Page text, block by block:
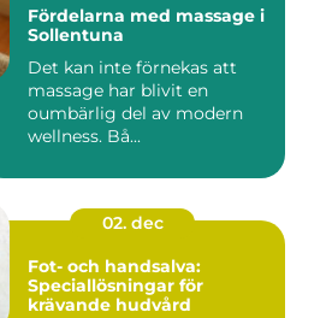
Fördelarna med massage i
Sollentuna
Det kan inte förnekas att
massage har blivit en
oumbärlig del av modern
wellness. Bå...
02. dec
Fot- och handsalva:
Speciallösningar för
krävande hudvård